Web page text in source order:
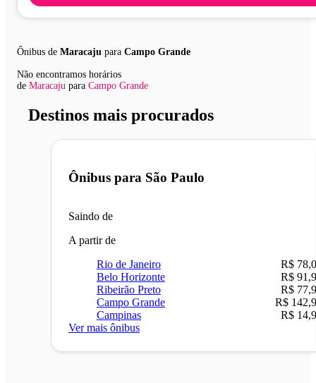
Ônibus de Maracaju para Campo Grande
Não encontramos horários
de Maracaju para Campo Grande
Destinos mais procurados
Ônibus para São Paulo
Saindo de
A partir de
Rio de Janeiro
R$
Belo Horizonte
R$
Ribeirão Preto
R$
Campo Grande
R$
Campinas
R$
Ver mais ônibus